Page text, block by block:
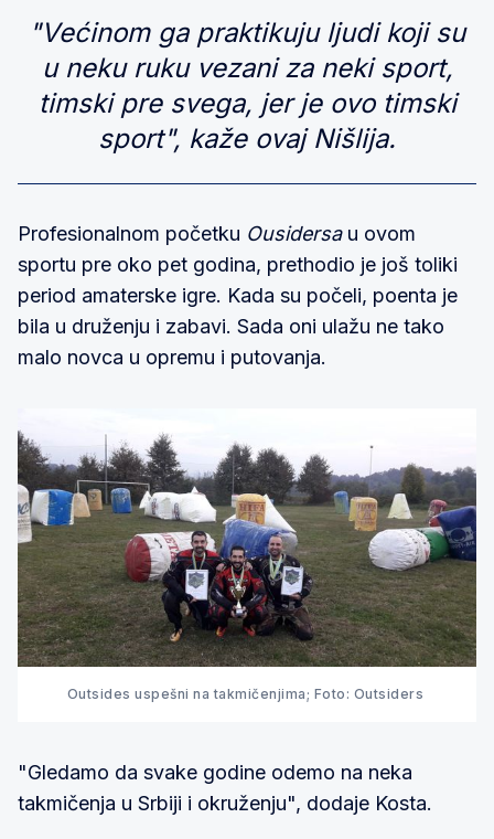
"Većinom ga praktikuju ljudi koji su
u neku ruku vezani za neki sport,
timski pre svega, jer je ovo timski
sport", kaže ovaj Nišlija.
Profesionalnom početku Ousidersau ovom
sportu pre oko pet godina, prethodio je još toliki
period amaterske igre. Kada su počeli, poenta je
bila u druženju i zabavi. Sada oni ulažu ne tako
malo novca u opremu i putovanja.
Outsides uspešni na takmičenjima; Foto: Outsiders
"Gledamo da svake godine odemo na neka
takmičenja u Srbiji i okruženju", dodaje Kosta.